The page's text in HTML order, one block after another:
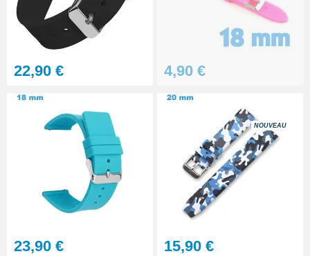
22,90 € 4,90 €
23,90 €
NOUVEAU
15,90 €